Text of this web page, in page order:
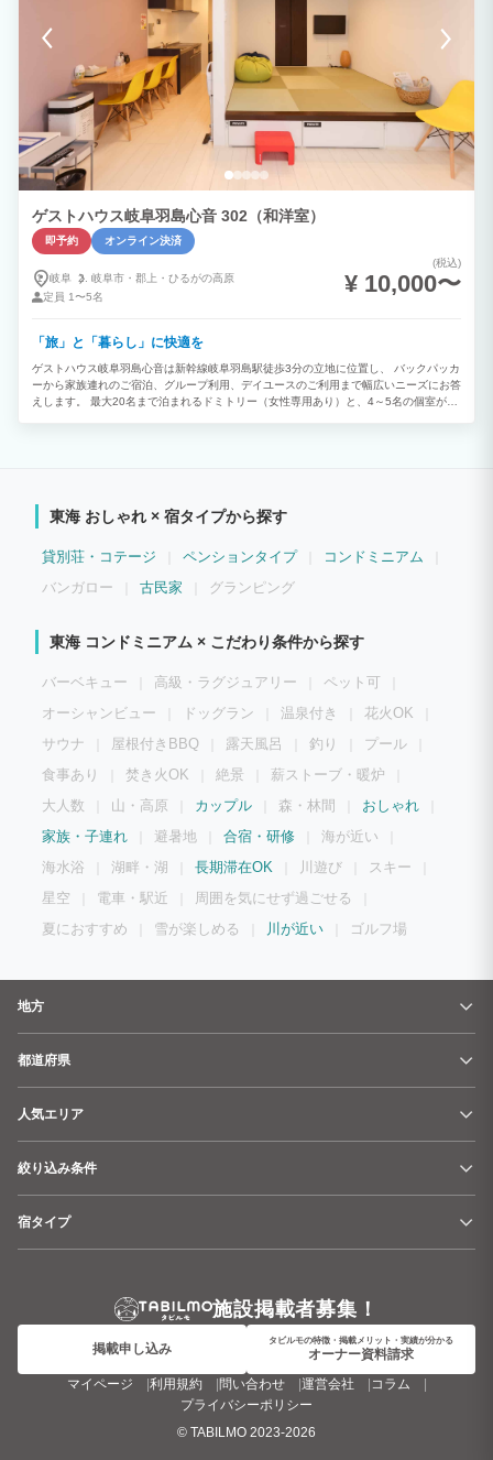
ゲストハウス岐阜羽島心音 302（和洋室）
即予約 オンライン決済
岐阜 岐阜市・ 郡上・ ひるがの高原
定員 1〜5名
(税込)
¥ 10,000〜
「旅」と「暮らし」に快適を
ゲストハウス岐阜羽島心音は新幹線岐阜羽島駅徒歩3分の立地に位置し、 バックパッカ
ーから家族連れのご宿泊、グループ利用、デイユースのご利用まで幅広いニーズにお答
えします。 最大20名まで泊まれるドミトリー（女性専用あり）と、4～5名の個室が3
東海 おしゃれ × 宿タイプから探す
貸別荘・コテージ ペンションタイプ
コンドミニアム
バンガロー
古民家 グランピング
東海 コンドミニアム × こだわり条件から探す
バーベキュー 高級・ラグジュアリー
ペット可
オーシャンビュー
ドッグラン 温泉付き
花火OK
サウナ
屋根付きBBQ 露天風呂 釣り
プール
食事あり
焚き火OK 絶景
薪ストーブ・暖炉
大人数
山・高原 カップル 森・林間
おしゃれ
家族・子連れ
避暑地 合宿・研修
海が近い
海水浴
湖畔・湖 長期滞在OK 川遊び
スキー
星空
電車・駅近
周囲を気にせず過ごせる
夏におすすめ
雪が楽しめる 川が近い ゴルフ場
地方
都道府県
人気エリア
絞り込み条件
宿タイプ
施設掲載者募集！
掲載申し込み
タビルモの特徴・掲載メリット・実績が分かる
オーナー資料請求
マイページ
利用規約 問い合わせ 運営会社
コラム
プライバシーポリシー
© TABILMO 2023-2026